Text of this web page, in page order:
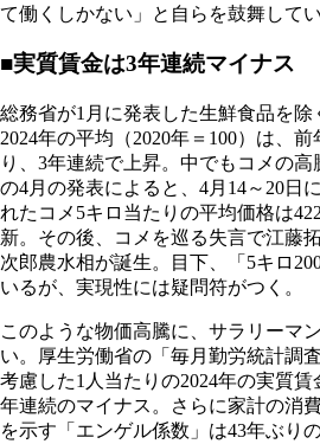
て働くしかない」と自らを鼓舞してい
■実質賃金は3年連続マイナス
総務省が1月に発表した生鮮食品を
2024年の平均（2020年＝100）は、
り、3年連続で上昇。中でもコメの
の4月の発表によると、4月14～20日
れたコメ5キロ当たりの平均価格は
新。その後、コメを巡る失言で江藤
次郎農水相が誕生。目下、「5キロ
いるが、実現性には疑問符がつく。
このような物価高騰に、サラリーマ
い。厚生労働省の「毎月勤労統計調
考慮した1人当たりの2024年の実質
年連続のマイナス。さらに家計の消
を示す「エンゲル係数」は43年ぶり